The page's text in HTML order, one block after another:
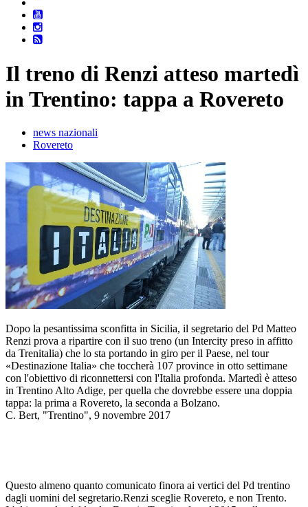
Il treno di Renzi atteso martedì
in Trentino: tappa a Rovereto
news nazionali
Rovereto
Dopo la pesantissima sconfitta in Sicilia, il segretario del Pd Matteo
Renzi prova a ripartire con il suo treno (un Intercity preso in affitto
da Trenitalia) che lo sta portando in giro per il Paese, nel tour
«Destinazione Italia» che toccherà 107 province in otto settimane
con l'obiettivo di riconnettersi con l'Italia profonda. Martedì è atteso
in Trentino Alto Adige, per quella che dovrebbe essere una doppia
tappa: la prima a Rovereto, la seconda a Bolzano.
C. Bert, "Trentino", 9 novembre 2017
Questo almeno quanto comunicato finora ai vertici del Pd trentino
dagli uomini del segretario.Renzi sceglie Rovereto, e non Trento.